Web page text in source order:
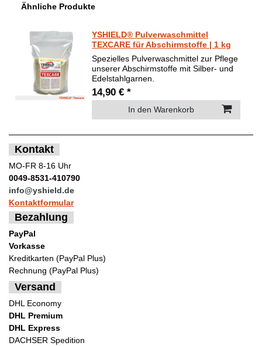
Ähnliche Produkte
YSHIELD® Pulverwaschmittel
TEXCARE für Abschirmstoffe | 1 kg
Spezielles Pulverwaschmittel zur Pflege
unserer Abschirmstoffe mit Silber- und
Edelstahlgarnen.
14,90 € *
In den Warenkorb
Kontakt
MO-FR 8-16 Uhr
0049-8531-410790
info@yshield.de
Kontaktformular
Bezahlung
PayPal
Vorkasse
Kreditkarten (PayPal Plus)
Rechnung (PayPal Plus)
Versand
DHL Economy
DHL Premium
DHL Express
DACHSER Spedition